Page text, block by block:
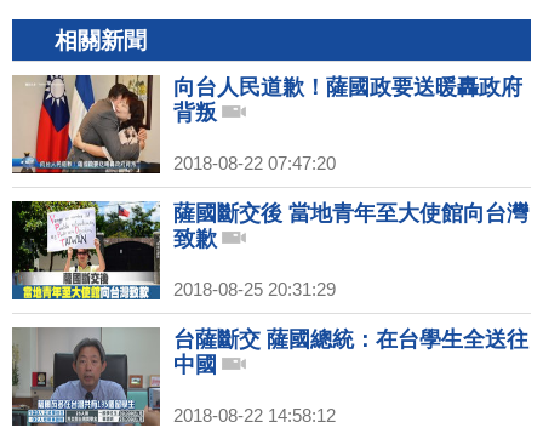
相關新聞
向台人民道歉！薩國政要送暖轟政府
背叛
2018-08-22 07:47:20
薩國斷交後 當地青年至大使館向台灣
致歉
2018-08-25 20:31:29
台薩斷交 薩國總統：在台學生全送往
中國
2018-08-22 14:58:12